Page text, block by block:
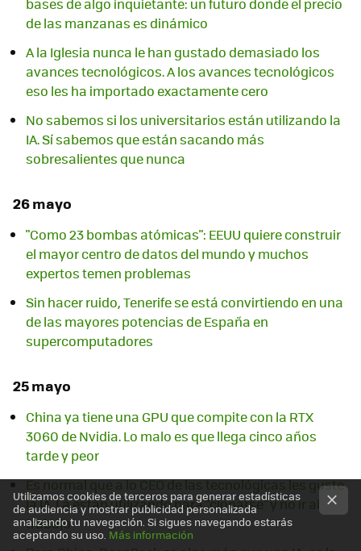
de las manzanas es dinámico
A la Iglesia nunca le han gustado demasiado los
avances tecnológicos. A los avances tecnológicos
eso les ha importado exactamente cero
No sabemos si los universitarios están utilizando la
IA. Sí sabemos que están sacando más
sobresalientes que nunca
26 mayo
"Como 23 bombas atómicas": EEUU quiere construir
el mayor centro de datos del mundo y muchos
expertos temen problemas
Sin hacer ruido, Tenerife se está convirtiendo en una
de las mayores potencias de España en
supercomputadores
25 mayo
China ya tiene una GPU que compite con la RTX
3060 de Nvidia. Lo malo es que llega cinco años
tarde y peor
Es normal que a lo CEO de las tecnológicas les guste
la IA. La están utilizando para "clonarse" y no ir al
trabajo
Utilizamos cookies de terceros para generar estadísticas
de audiencia y mostrar publicidad personalizada
analizando tu navegación. Si sigues navegando estarás
aceptando su uso. Más información